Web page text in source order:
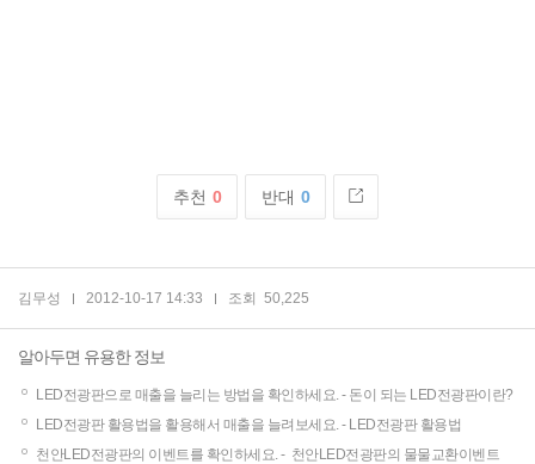
추천 0 반대 0
김무성 2012-10-17 14:33 조회 50,225
알아두면 유용한 정보
LED전광판으로 매출을 늘리는 방법을 확인하세요. - 돈이 되는 LED전광판이란?
LED전광판 활용법을 활용해서 매출을 늘려보세요. - LED전광판 활용법
천안LED전광판의 이벤트를 확인하세요. - 천안LED전광판의 물물교환이벤트